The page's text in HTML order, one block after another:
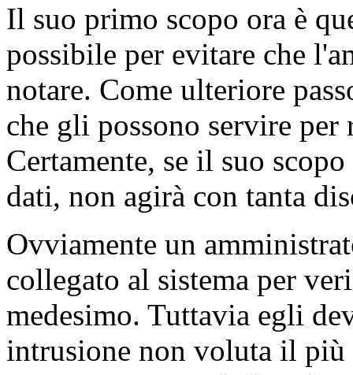
Il suo primo scopo ora è
possibile per evitare che
notare. Come ulteriore
che gli possono servire
Certamente, se il suo
dati, non agirà con tanta
Ovviamente un
collegato al sistema per
medesimo. Tuttavia egli
intrusione non voluta il più